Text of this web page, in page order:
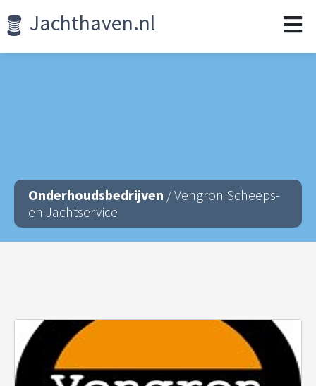
Jachthaven.nl
Onderhoudsbedrijven / Vengron Scheeps-
en Jachtservice